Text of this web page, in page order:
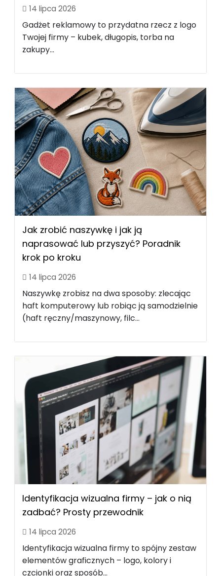
14 lipca 2026
Gadżet reklamowy to przydatna rzecz z logo
Twojej firmy – kubek, długopis, torba na
zakupy...
Jak zrobić naszywkę i jak ją
naprasować lub przyszyć? Poradnik
krok po kroku
14 lipca 2026
Naszywkę zrobisz na dwa sposoby: zlecając
haft komputerowy lub robiąc ją samodzielnie
(haft ręczny/maszynowy, filc...
Identyfikacja wizualna firmy – jak o nią
zadbać? Prosty przewodnik
14 lipca 2026
Identyfikacja wizualna firmy to spójny zestaw
elementów graficznych – logo, kolory i
czcionki oraz sposób...